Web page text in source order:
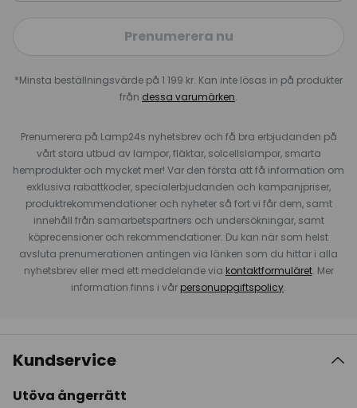
Prenumerera nu
*Minsta beställningsvärde på 1 199 kr. Kan inte lösas in på produkter
från dessa varumärken.
Prenumerera på Lamp24s nyhetsbrev och få bra erbjudanden på
vårt stora utbud av lampor, fläktar, solcellslampor, smarta
hemprodukter och mycket mer! Var den första att få information om
exklusiva rabattkoder, specialerbjudanden och kampanjpriser,
produktrekommendationer och nyheter så fort vi får dem, samt
innehåll från samarbetspartners och undersökningar, samt
köprecensioner och rekommendationer. Du kan när som helst
avsluta prenumerationen antingen via länken som du hittar i alla
nyhetsbrev eller med ett meddelande via kontaktformuläret. Mer
information finns i vår personuppgiftspolicy.
Kundservice
Utöva ångerrätt